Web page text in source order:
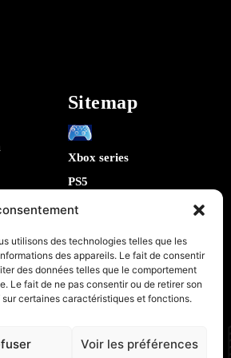
utilisons des technologies telles que les
des appareils. Le fait de consentir
des données telles que le comportement
Le fait de ne pas consentir ou de retirer son
certaines caractéristiques et fonctions.
Voir les préférences
: 5
Sitemap
Xbox series
PS5
Switch
IA
Robotique
Espace
PC & Composants Gaming